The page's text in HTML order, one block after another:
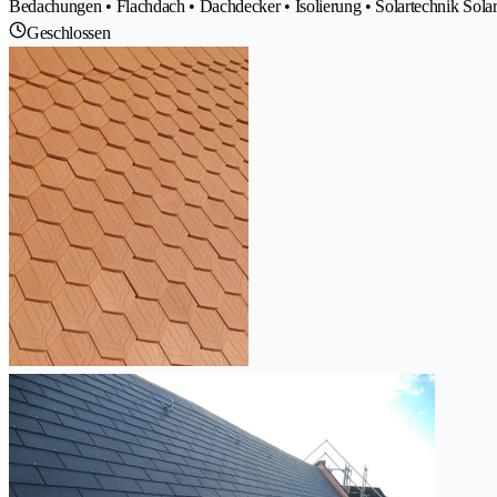
Bedachungen • Flachdach • Dachdecker • Isolierung • Solartechnik
Geschlossen